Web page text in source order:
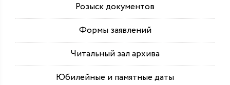
Розыск документов
Формы заявлений
Читальный зал архива
Юбилейные и памятные даты